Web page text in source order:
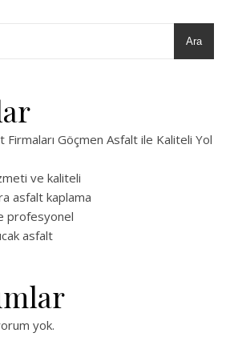
Ara
Göçmen Asfalt ile Kaliteli Yol
ve kaliteli
asfalt kaplama
profesyonel
asfalt
yok.